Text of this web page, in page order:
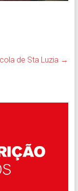
de Sta Luzia →